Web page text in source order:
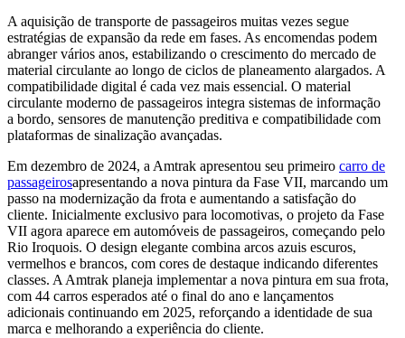
A aquisição de transporte de passageiros muitas vezes segue
estratégias de expansão da rede em fases. As encomendas podem
abranger vários anos, estabilizando o crescimento do mercado de
material circulante ao longo de ciclos de planeamento alargados. A
compatibilidade digital é cada vez mais essencial. O material
circulante moderno de passageiros integra sistemas de informação
a bordo, sensores de manutenção preditiva e compatibilidade com
plataformas de sinalização avançadas.
Em dezembro de 2024, a Amtrak apresentou seu primeiro carro de
passageirosapresentando a nova pintura da Fase VII, marcando um
passo na modernização da frota e aumentando a satisfação do
cliente. Inicialmente exclusivo para locomotivas, o projeto da Fase
VII agora aparece em automóveis de passageiros, começando pelo
Rio Iroquois. O design elegante combina arcos azuis escuros,
vermelhos e brancos, com cores de destaque indicando diferentes
classes. A Amtrak planeja implementar a nova pintura em sua frota,
com 44 carros esperados até o final do ano e lançamentos
adicionais continuando em 2025, reforçando a identidade de sua
marca e melhorando a experiência do cliente.